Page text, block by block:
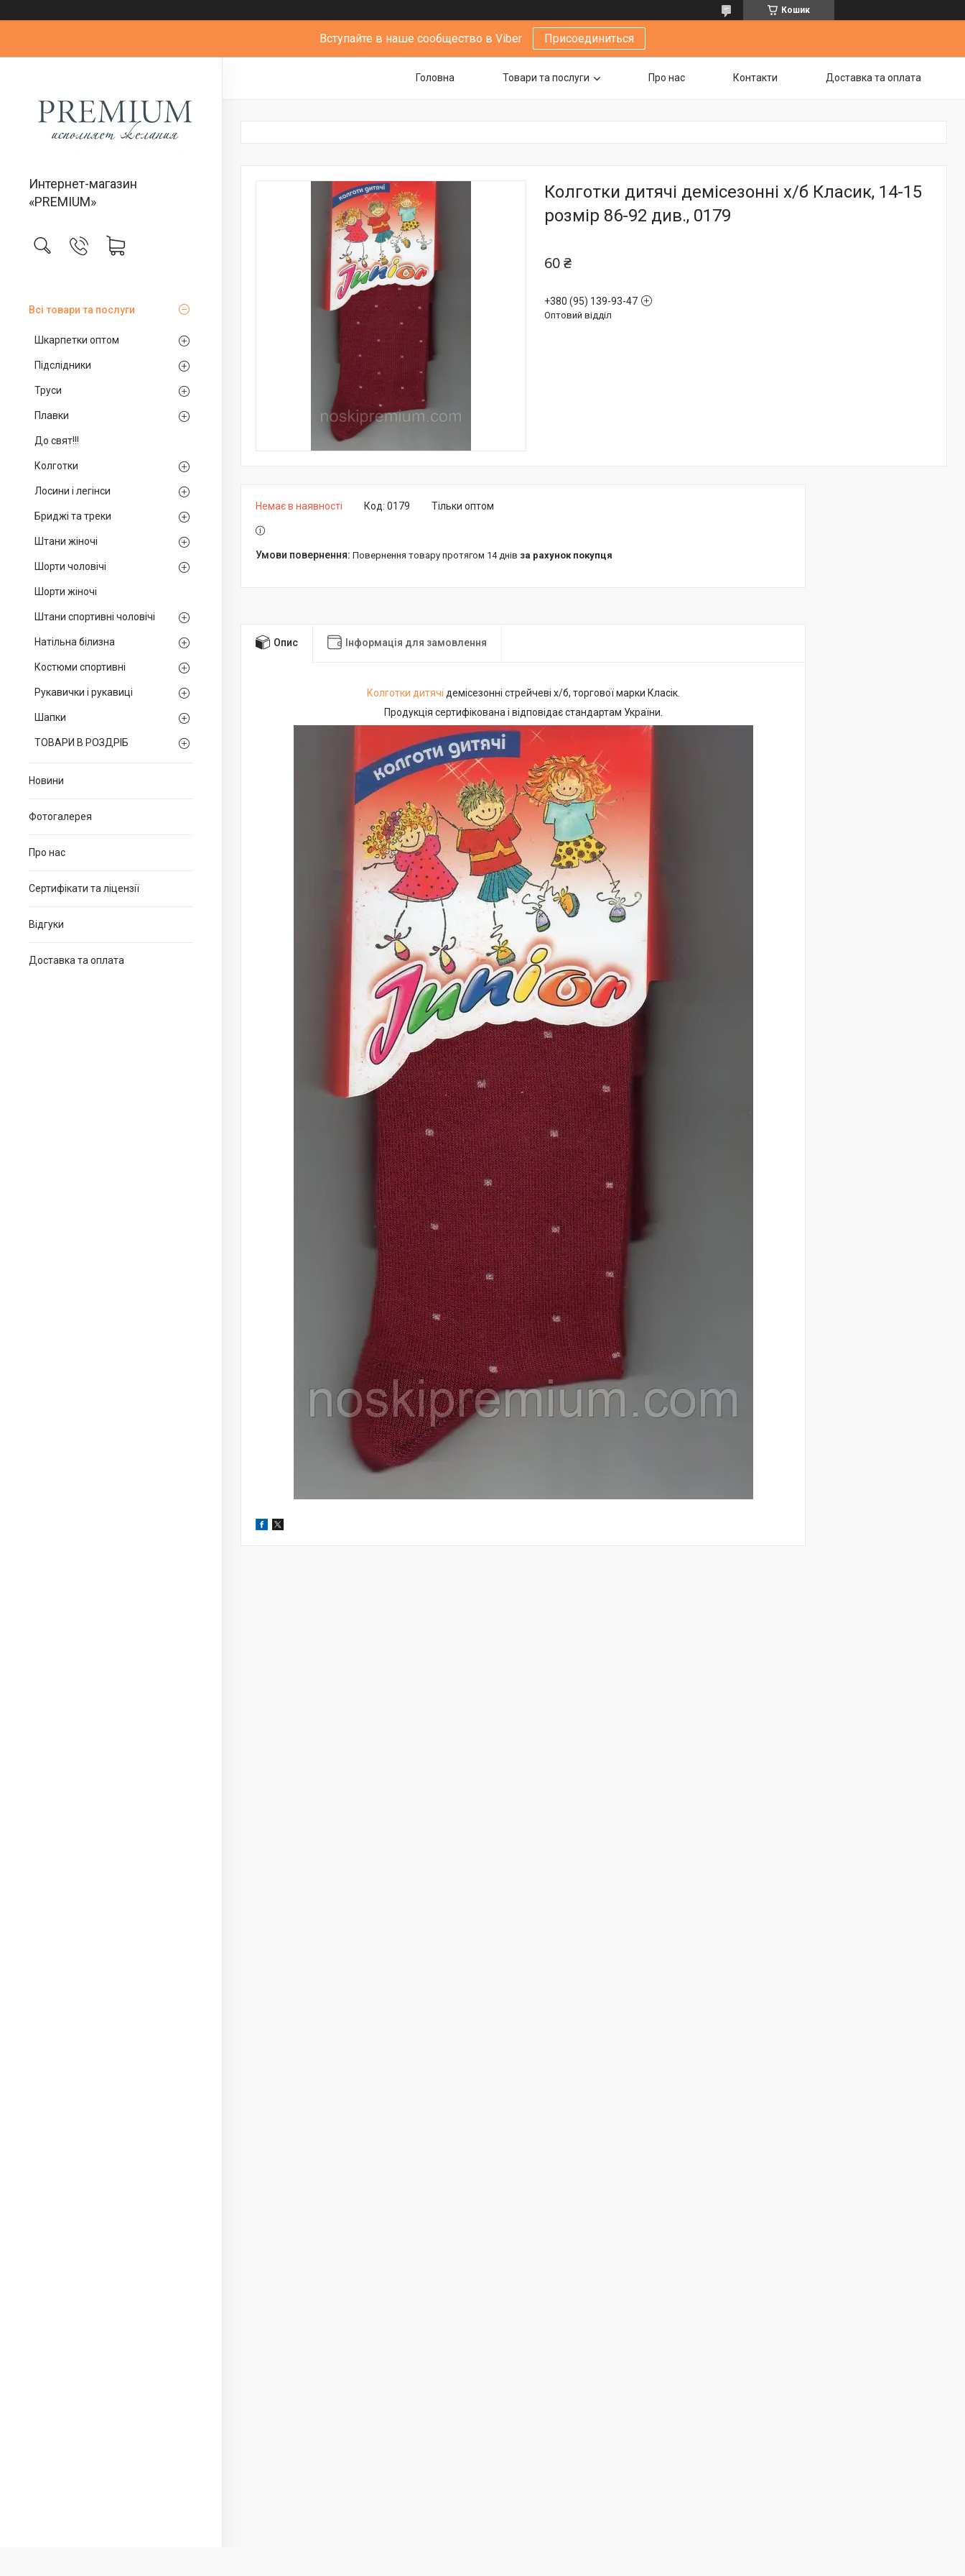
Кошик
Вступайте в наше сообщество в Viber Присоединиться
Интернет-магазин
«PREMIUM»
Всі товари та послуги
Шкарпетки оптом
Підслідники
Труси
Плавки
До свят!!!
Колготки
Лосини і легінси
Бриджі та треки
Штани жіночі
Шорти чоловічі
Шорти жіночі
Штани спортивні чоловічі
Натільна білизна
Костюми спортивні
Рукавички і рукавиці
Шапки
ТОВАРИ В РОЗДРІБ
Новини
Фотогалерея
Про нас
Сертифікати та ліцензії
Відгуки
Доставка та оплата
Головна Товари та послуги Про нас Контакти Доставка та оплата
Колготки дитячі демісезонні х/б Класик, 14-15
розмір 86-92 див., 0179
60 ₴
+380 (95) 139-93-47
Оптовий відділ
Немає в наявності Тільки оптом
Код: 0179
повернення товару протягом 14 днів за рахунок покупця
Опис Інформація для замовлення
Колготки дитячі демісезонні стрейчеві х/б, торгової марки Класік.
Продукція сертифікована і відповідає стандартам України.